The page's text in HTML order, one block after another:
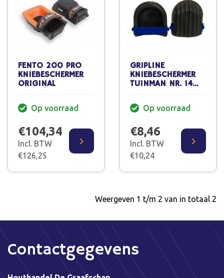
FENTO 200 PRO
KNIEBESCHERMER
ORIGINAL
Op voorraad
€104,34
Incl. BTW
€126,25
GRIPLINE
KNIEBESCHERMER
TUINMAN NR. 14
Op voorraad
€8,46
Incl. BTW
€10,24
Weergeven 1 t/m 2 van in totaal 2
Contactgegevens